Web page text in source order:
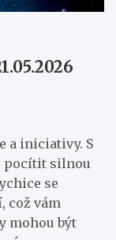
a iniciativy. S
pocítit silnou
se
což vám
mohou být